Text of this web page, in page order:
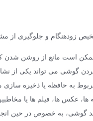
زودهنگام و جلوگیری
ممکن است مانع از روشن
گوشی می تواند یکی از
به حافظه یا ذخیره سازی
ها، عکس ها، فیلم ها یا
به خصوص در حین انجام